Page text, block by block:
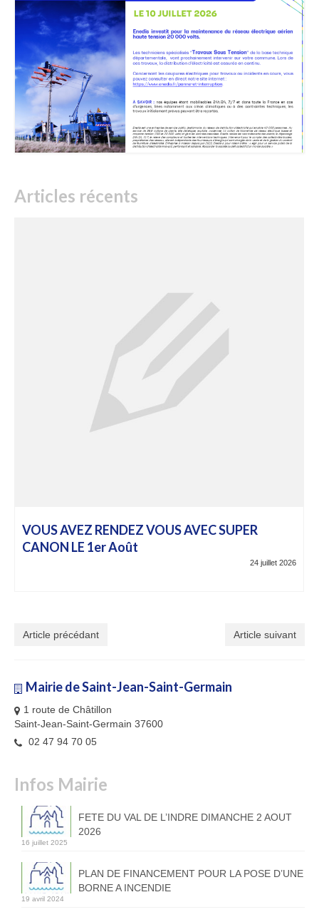
Articles récents
VOUS AVEZ RENDEZ VOUS AVEC SUPER
CANON LE 1er Août
24 juillet 2026
Article précédant Article suivant
Mairie de Saint-Jean-Saint-Germain
1 route de Châtillon
Saint-Jean-Saint-Germain 37600
02 47 94 70 05
Infos Mairie
FETE DU VAL DE L’INDRE DIMANCHE 2 AOUT
2026
16 juillet 2025
PLAN DE FINANCEMENT POUR LA POSE D’UNE
BORNE A INCENDIE
19 avril 2024